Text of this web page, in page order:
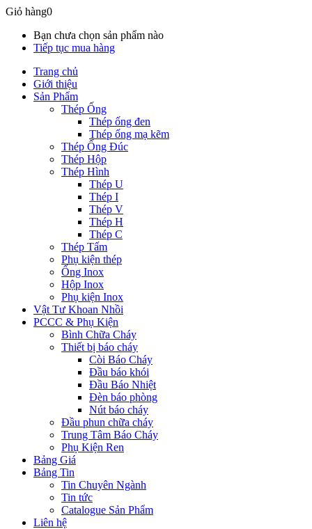
Giỏ hàng0
Bạn chưa chọn sản phẩm nào
Tiếp tục mua hàng
Trang chủ
Giới thiệu
Sản Phẩm
Thép Ống
Thép ống đen
Thép ống mạ kẽm
Thép Ống Đúc
Thép Hộp
Thép Hình
Thép U
Thép I
Thép V
Thép H
Thép C
Thép Tấm
Phụ kiện thép
Ống Inox
Hộp Inox
Phụ kiện Inox
Vật Tư Khoan Nhồi
PCCC & Phụ Kiện
Bình Chữa Cháy
Thiết bị báo cháy
Còi Báo Cháy
Đầu báo khói
Đầu Báo Nhiệt
Đèn báo phòng
Nút báo cháy
Đầu phun chữa cháy
Trung Tâm Báo Cháy
Phụ Kiện Ren
Bảng Giá
Bảng Tin
Tin Chuyên Ngành
Tin tức
Catalogue Sản Phẩm
Liên hệ